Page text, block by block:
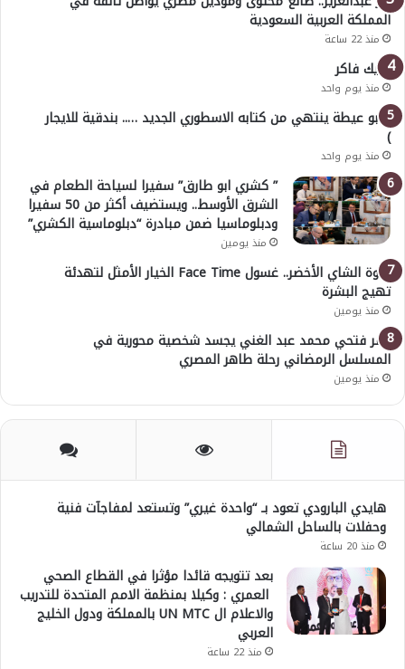
المملكة العربية السعودية
منذ 22 ساعة
خليك فاكر
منذ يوم واحد
( أبو عيطة ينتهي من كتابه الاسطوري الجديد ….. بندقية للايجار
)
منذ يوم واحد
” كشري ابو طارق” سفيرا لسياحة الطعام في
الشرق الأوسط.. ويستضيف أكثر من 50 سفيرا
ودبلوماسيا ضمن مبادرة “دبلوماسية الكشري”
منذ يومين
قوة الشاي الأخضر.. غسول Face Time الخيار الأمثل لتهدئة
تهيج البشرة
منذ يومين
عمر فتحي محمد عبد الغني يجسد شخصية محورية في
المسلسل الرمضاني رحلة طاهر المصري
منذ يومين
هايدي البارودي تعود بـ “واحدة غيري” وتستعد لمفاجآت فنية
وحفلات بالساحل الشمالي
منذ 20 ساعة
بعد تتويجه قائدا مؤثرا في القطاع الصحي
العمري : وكيلا بمنظمة الامم المتحدة للتدريب
والاعلام ال UN MTC بالمملكة ودول الخليج
العربي
منذ 22 ساعة